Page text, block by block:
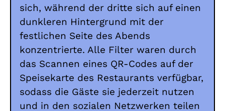
sich, während der dritte sich auf einen
dunkleren Hintergrund mit der
festlichen Seite des Abends
konzentrierte. Alle Filter waren durch
das Scannen eines QR-Codes auf der
Speisekarte des Restaurants verfügbar,
sodass die Gäste sie jederzeit nutzen
und in den sozialen Netzwerken teilen